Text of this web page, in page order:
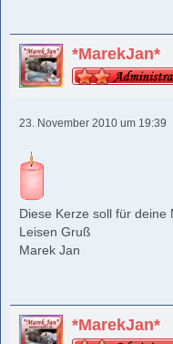
*MarekJan*
23. November 2010 um 19:39
Diese Kerze soll für deine
Leisen Gruß
Marek Jan
*MarekJan*